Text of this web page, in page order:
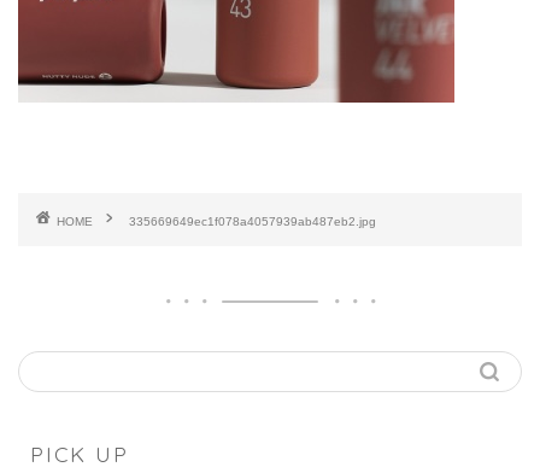
HOME 335669649ec1f078a4057939ab487eb2.jpg
PICK UP